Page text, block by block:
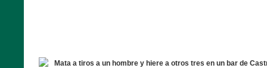
Mata a tiros a un hombre y hiere a otros tres en un bar de